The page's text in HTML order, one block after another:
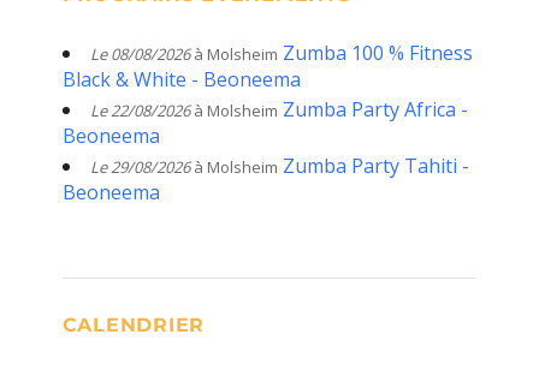
Le 08/08/2026à Molsheim Zumba 100 % Fitness
Black & White - Beoneema
Le 22/08/2026à Molsheim Zumba Party Africa -
Beoneema
Le 29/08/2026à Molsheim Zumba Party Tahiti -
Beoneema
CALENDRIER